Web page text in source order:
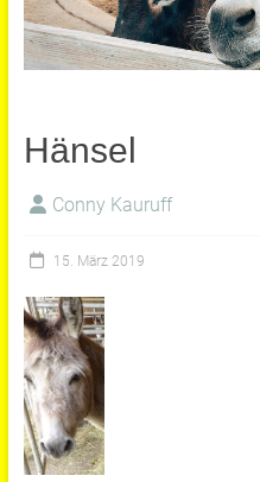
Hänsel
Conny Kauruff
15. März 2019